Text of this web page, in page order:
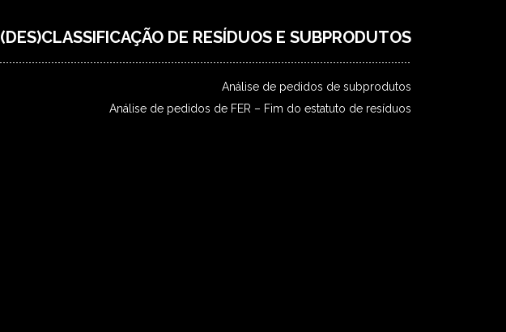
(DES)CLASSIFICAÇÃO DE RESÍDUOS E SUBPRODUTOS
Análise de pedidos de subprodutos
Análise de pedidos de FER – Fim do estatuto de resíduos